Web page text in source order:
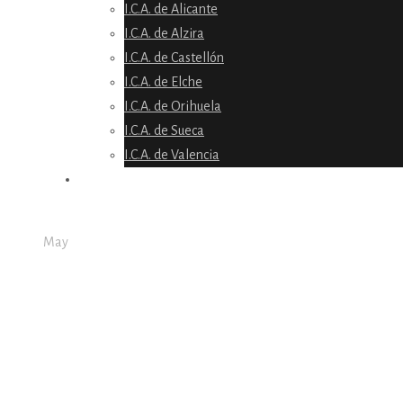
I.C.A. de Alicante
I.C.A. de Alzira
I.C.A. de Castellón
I.C.A. de Elche
I.C.A. de Orihuela
I.C.A. de Sueca
I.C.A. de Valencia
May